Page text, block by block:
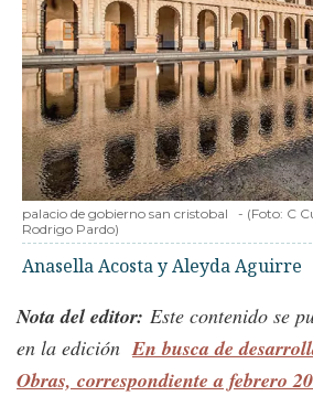
palacio de gobierno san cristobal - (Foto: C
Rodrigo Pardo)
Anasella Acosta y Aleyda Aguirre
Nota del editor: Este contenido se
en la edición En busca de
Obras, correspondiente a febrero